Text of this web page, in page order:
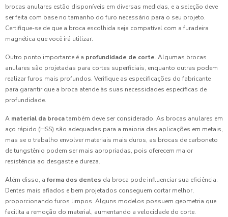
brocas anulares estão disponíveis em diversas medidas, e a seleção deve
ser feita com base no tamanho do furo necessário para o seu projeto.
Certifique-se de que a broca escolhida seja compatível com a furadeira
magnética que você irá utilizar.
Outro ponto importante é a profundidade de corte. Algumas brocas
anulares são projetadas para cortes superficiais, enquanto outras podem
realizar furos mais profundos. Verifique as especificações do fabricante
para garantir que a broca atende às suas necessidades específicas de
profundidade.
A material da brocatambém deve ser considerado. As brocas anulares em
aço rápido (HSS) são adequadas para a maioria das aplicações em metais,
mas se o trabalho envolver materiais mais duros, as brocas de carboneto
de tungstênio podem ser mais apropriadas, pois oferecem maior
resistência ao desgaste e dureza.
Além disso, a forma dos dentes da broca pode influenciar sua eficiência.
Dentes mais afiados e bem projetados conseguem cortar melhor,
proporcionando furos limpos. Alguns modelos possuem geometria que
facilita a remoção do material, aumentando a velocidade do corte.